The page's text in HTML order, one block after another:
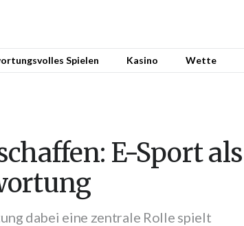
Spielen Kasino Wette
E-Sport als
dabei eine zentrale Rolle spielt